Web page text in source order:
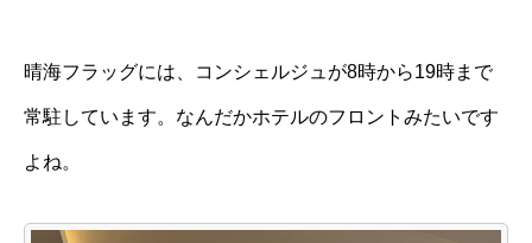
晴海フラッグには、コンシェルジュが8時から19時まで
常駐しています。なんだかホテルのフロントみたいです
よね。